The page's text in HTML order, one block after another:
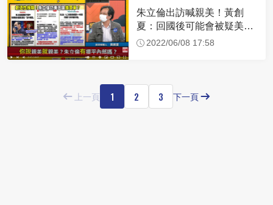
朱立倫出訪喊親美！黃創
夏：回國後可能會被疑美派
圍剿2022/06/08 17:58
上一頁 1 2 3 下一頁